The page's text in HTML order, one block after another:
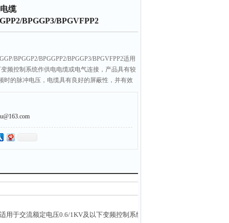
缆
BPGGP3/BPGVFPP2
BPGGP2/BPGGPP2/BPGGP3/BPGVFPP2适用
频控制系统作供电电缆或电气连接，产品具有较
时的脉冲电压，电缆具有良好的屏蔽性，并有效
音，保证系统稳定运行。广泛用于冶金、电力、
适用于交流额定电压0.6/1KV及以下变频控制系统作供电电缆或